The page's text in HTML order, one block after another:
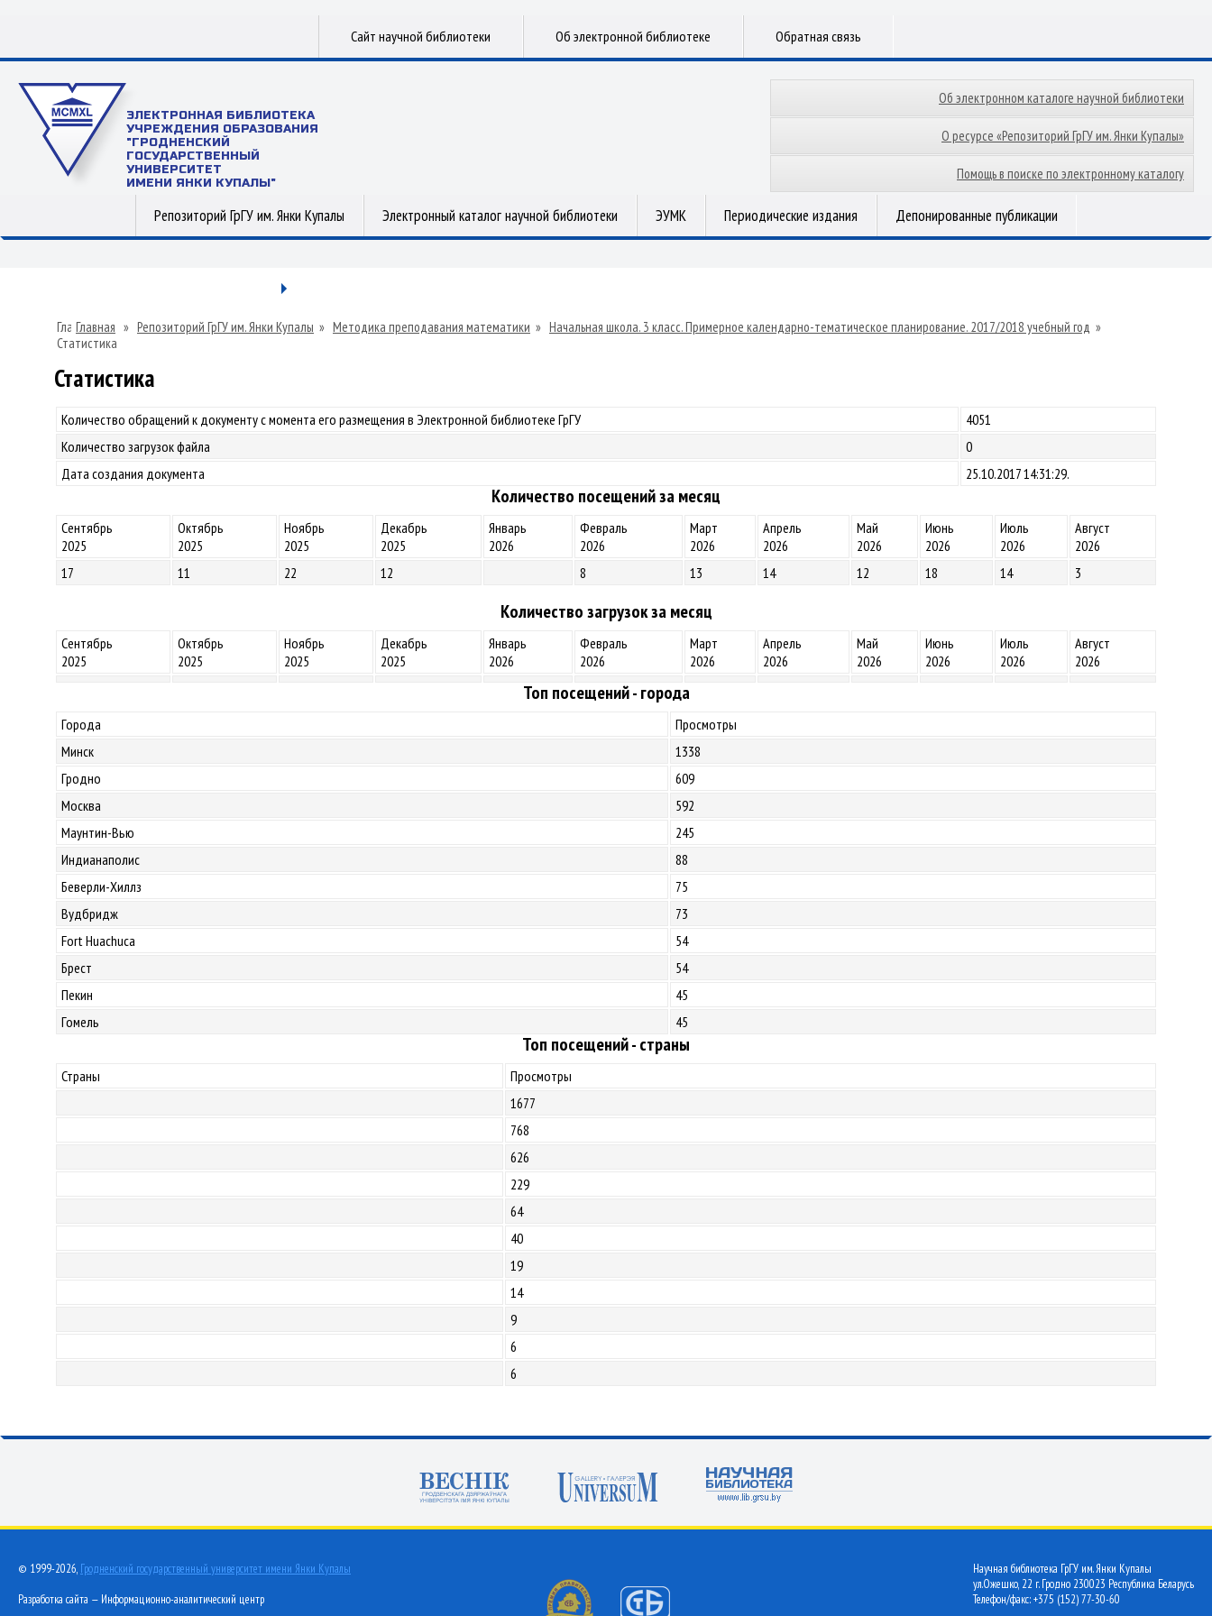
Сайт научной библиотеки Об электронной библиотеке Обратная связь
ЭЛЕКТРОННАЯ БИБЛИОТЕКА
УЧРЕЖДЕНИЯ ОБРАЗОВАНИЯ
"ГРОДНЕНСКИЙ
ГОСУДАРСТВЕННЫЙ
УНИВЕРСИТЕТ
ИМЕНИ ЯНКИ КУПАЛЫ"
Об электронном каталоге научной библиотеки
О ресурсе «Репозиторий ГрГУ им. Янки Купалы»
Помощь в поиске по электронному каталогу
Репозиторий ГрГУ им. Янки Купалы Электронный каталог научной библиотеки ЭУМК Периодические издания Депонированные публикации
Главная » Репозиторий ГрГУ им. Янки Купалы » Методика преподавания математики » Начальная школа. 3 класс. Примерное календарно-тематическое планирование. 2017/2018 учебный год »
Статистика
Статистика
Количество обращений к документу с момента его размещения в Электронной библиотеке ГрГУ
4051
Количество загрузок файла
0
Дата создания документа
25.10.2017 14:31:29.
Количество посещений за месяц
Сентябрь
2025
Октябрь
2025
Ноябрь
2025
Декабрь
2025
Январь
2026
Февраль
2026
Март
2026
Апрель
2026
Май
2026
Июнь
2026
Июль
2026
Август
2026
17
11 22 12 8 13 14 12 18 14 3
Количество загрузок за месяц
Сентябрь
2025
Октябрь
2025
Ноябрь
2025
Декабрь
2025
Январь
2026
Февраль
2026
Март
2026
Апрель
2026
Май
2026
Июнь
2026
Июль
2026
Август
2026
Топ посещений - города
Города
Просмотры
Минск
1338
Гродно
609
Москва
592
Маунтин-Вью
245
Индианаполис
88
Беверли-Хиллз
75
Вудбридж
73
Fort Huachuca
54
Брест
54
Пекин
45
Гомель
45
Топ посещений - страны
Страны
Просмотры
1677
768
626
229
64
40
19
14
9
6
6
© 1999-2026, Гродненский государственный университет имени Янки Купалы
Разработка сайта — Информационно-аналитический центр
Научная библиотека ГрГУ им. Янки Купалы
ул.Ожешко, 22 г. Гродно 230023 Республика Беларусь
Телефон/факс: +375 (152) 77-30-60